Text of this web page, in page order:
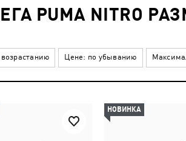
PUMA NITRO
Цене: по убыванию
НОВИНКА